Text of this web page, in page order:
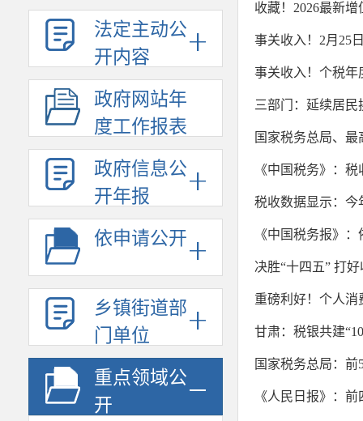
法定主动公
开内容
政府网站年
度工作报表
政府信息公
开年报
依申请公开
乡镇街道部
门单位
重点领域公
开
收藏！2026最新
事关收入！2月25
事关收入！个税年
三部门：延续居
国家税务总局、
《中国税务》：
税收数据显示：今
《中国税务报》
决胜“十四五” 打
重磅利好！个人
甘肃：税银共建
国家税务总局：
《人民日报》：